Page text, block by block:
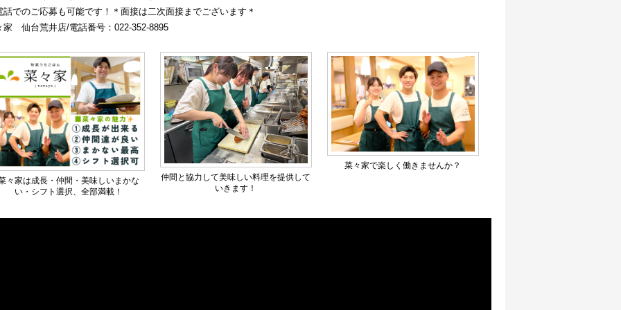
話でのご応募も可能です！＊面接は二次面接までございます＊
家　仙台荒井店/電話番号：022-352-8895
々家は成長・仲間・美味しいまかな
い・シフト選択、全部満載！
仲間と協力して美味しい料理を提供して
いきます！
菜々家で楽しく働きませんか？